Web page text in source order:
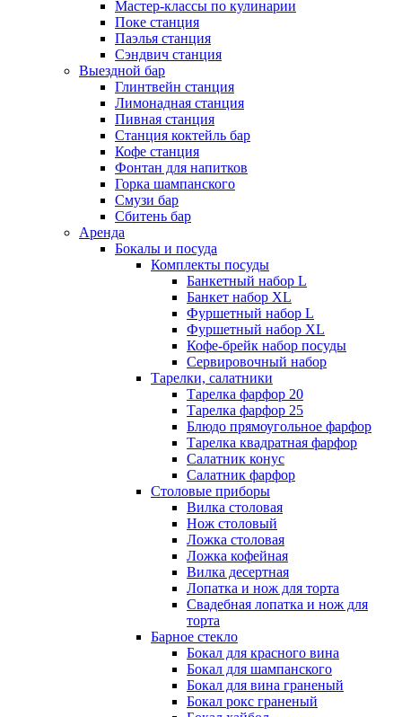
Мастер-классы по кулинарии
Поке станция
Паэлья станция
Сэндвич станция
Выездной бар
Глинтвейн станция
Лимонадная станция
Пивная станция
Станция коктейль бар
Кофе станция
Фонтан для напитков
Горка шампанского
Смузи бар
Сбитень бар
Аренда
Бокалы и посуда
Комплекты посуды
Банкетный набор L
Банкет набор XL
Фуршетный набор L
Фуршетный набор ХL
Кофе-брейк набор посуды
Сервировочный набор
Тарелки, салатники
Тарелка фарфор 20
Тарелка фарфор 25
Блюдо прямоугольное фарфор
Тарелка квадратная фарфор
Салатник конус
Салатник фарфор
Столовые приборы
Вилка столовая
Нож столовый
Ложка столовая
Ложка кофейная
Вилка десертная
Лопатка и нож для торта
Свадебная лопатка и нож для
торта
Барное стекло
Бокал для красного вина
Бокал для шампанского
Бокал для вина граненый
Бокал рокс граненый